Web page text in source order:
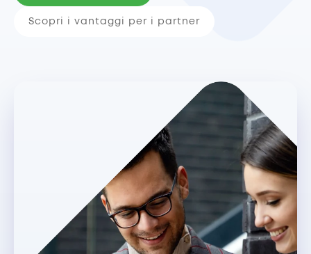
Scopri i vantaggi per i partner